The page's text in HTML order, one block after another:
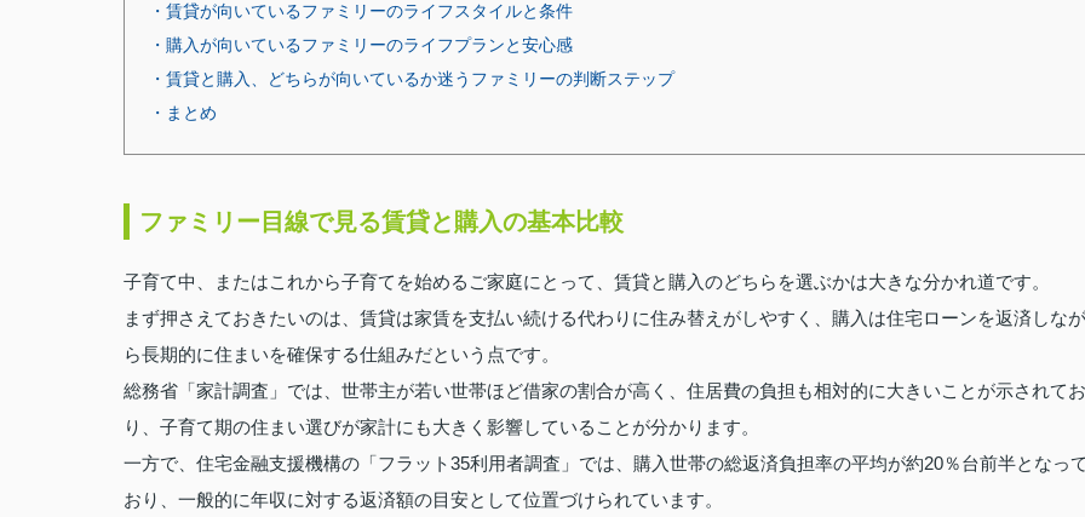
・賃貸が向いているファミリーのライフスタイルと条件
・購入が向いているファミリーのライフプランと安心感
・賃貸と購入、どちらが向いているか迷うファミリーの判断ステップ
・まとめ
ファミリー目線で見る賃貸と購入の基本比較
子育て中、またはこれから子育てを始めるご家庭にとって、賃貸と購入のどちらを選ぶかは大きな分かれ道です。
まず押さえておきたいのは、賃貸は家賃を支払い続ける代わりに住み替えがしやすく、購入は住宅ローンを返済しなが
ら長期的に住まいを確保する仕組みだという点です。
総務省「家計調査」では、世帯主が若い世帯ほど借家の割合が高く、住居費の負担も相対的に大きいことが示されてお
り、子育て期の住まい選びが家計にも大きく影響していることが分かります。
一方で、住宅金融支援機構の「フラット35利用者調査」では、購入世帯の総返済負担率の平均が約20％台前半となっ
おり、一般的に年収に対する返済額の目安として位置づけられています。